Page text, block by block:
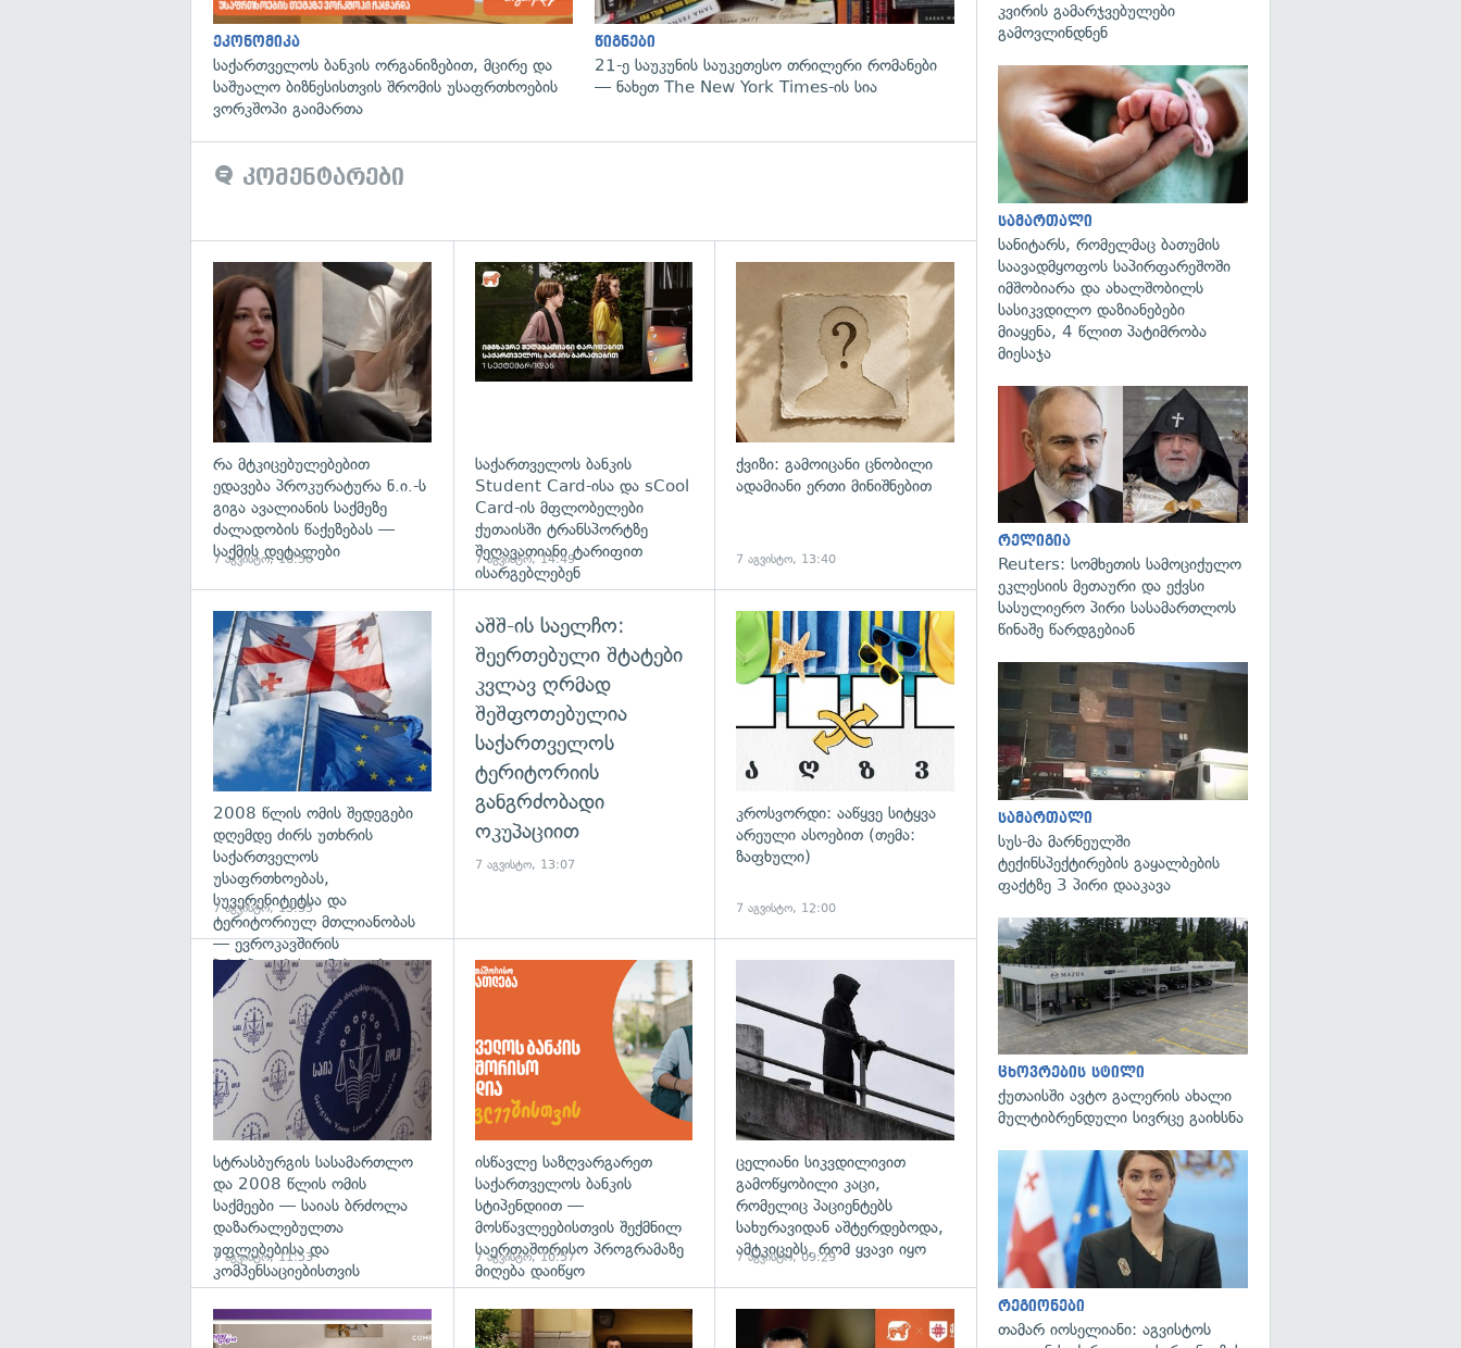
ეკონომიკა
საქართველოს ბანკის ორგანიზებით, მცირე და
საშუალო ბიზნესისთვის შრომის უსაფრთხოების
ვორკშოპი გაიმართა
წიგნები
21-ე საუკუნის საუკეთესო თრილერი რომანები
— ნახეთ The New York Times-ის სია
კომენტარები
გადახედვა
რა მტკიცებულებებით
ედავება პროკურატურა ნ.ი.-ს
გიგა ავალიანის საქმეზე
ძალადობის წაქეზებას —
საქმის დეტალები
7 აგვისტო, 16:50
საქართველოს ბანკის
Student Card-ისა და sCool
Card-ის მფლობელები
ქუთაისში ტრანსპორტზე
შეღავათიანი ტარიფით
ისარგებლებენ
7 აგვისტო, 14:49
ქვიზი: გამოიცანი ცნობილი
ადამიანი ერთი მინიშნებით
7 აგვისტო, 13:40
გადახედვა
2008 წლის ომის შედეგები
დღემდე ძირს უთხრის
საქართველოს
უსაფრთხოებას,
სუვერენიტეტსა და
ტერიტორიულ მთლიანობას
— ევროკავშირის
პრესპიკერის განცხადება
7 აგვისტო, 13:35
აშშ-ის საელჩო:
შეერთებული შტატები
კვლავ ღრმად
შეშფოთებულია
საქართველოს
ტერიტორიის
განგრძობადი
ოკუპაციით
7 აგვისტო, 13:07
გადახედვა
კროსვორდი: ააწყვე სიტყვა
არეული ასოებით (თემა:
ზაფხული)
7 აგვისტო, 12:00
გადახედვა
სტრასბურგის სასამართლო
და 2008 წლის ომის
საქმეები — საიას ბრძოლა
დაზარალებულთა
უფლებებისა და
კომპენსაციებისთვის
7 აგვისტო, 11:53
ისწავლე საზღვარგარეთ
საქართველოს ბანკის
სტიპენდიით —
მოსწავლეებისთვის შექმნილ
საერთაშორისო პროგრამაზე
მიღება დაიწყო
7 აგვისტო, 10:57
გადახედვა
ცელიანი სიკვდილივით
გამოწყობილი კაცი,
რომელიც პაციენტებს
სახურავიდან აშტერდებოდა,
ამტკიცებს, რომ ყვავი იყო
7 აგვისტო, 09:29
კვირის გამარჯვებულები
გამოვლინდნენ
სამართალი
სანიტარს, რომელმაც ბათუმის
საავადმყოფოს საპირფარეშოში
იმშობიარა და ახალშობილს
სასიკვდილო დაზიანებები
მიაყენა, 4 წლით პატიმრობა
მიესაჯა
რელიგია
Reuters: სომხეთის სამოციქულო
ეკლესიის მეთაური და ექვსი
სასულიერო პირი სასამართლოს
წინაშე წარდგებიან
სამართალი
სუს-მა მარნეულში
ტექინსპექტირების გაყალბების
ფაქტზე 3 პირი დააკავა
ცხოვრების სტილი
ქუთაისში ავტო გალერის ახალი
მულტიბრენდული სივრცე გაიხსნა
რეგიონები
თამარ იოსელიანი: აგვისტოს